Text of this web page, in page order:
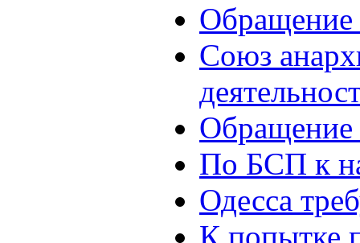
Союз
Обращение
По БСП к
Одесса
К попытке